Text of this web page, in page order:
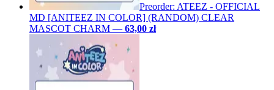
Preorder: ATEEZ - OFFICIAL
MD [ANITEEZ IN COLOR] (RANDOM) CLEAR
MASCOT CHARM — 63,00 zł